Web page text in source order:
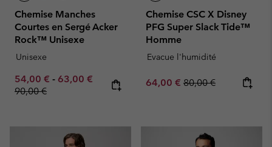
Chemise Manches
Courtes en Sergé Acker
Rock™ Unisexe
Unisexe
Minimum sale price:
54,00 € - Maximum sale price:
63,00 € Regular price:
90,00 €
Chemise CSC X Disney
PFG Super Slack Tide™
Homme
Evacue l'humidité
Sale price:
64,00 € Regular price:
80,00 €